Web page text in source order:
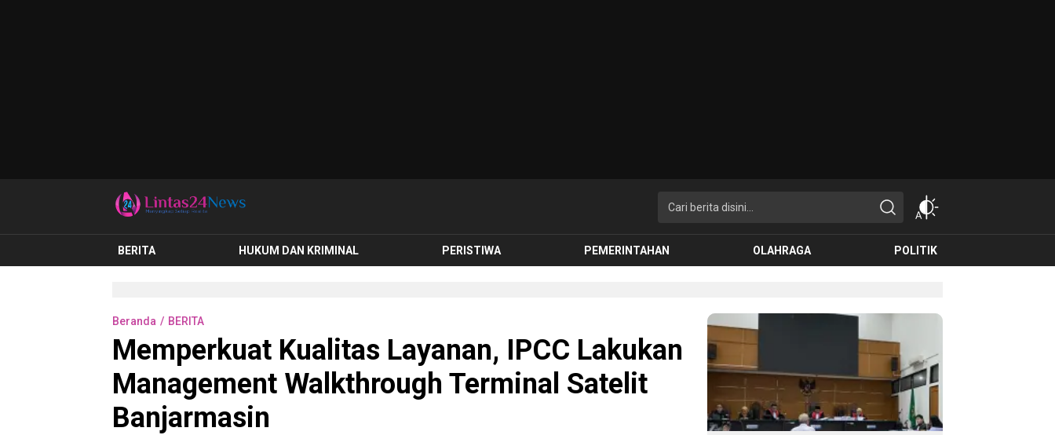
lintas24news.com
Menyingkap Setiap Realita
BERITA HUKUM DAN KRIMINAL PERISTIWA PEMERINTAHAN OLAHRAGA POLITIK
Beranda BERITA
Memperkuat Kualitas Layanan, IPCC Lakukan
Management Walkthrough Terminal Satelit
Banjarmasin